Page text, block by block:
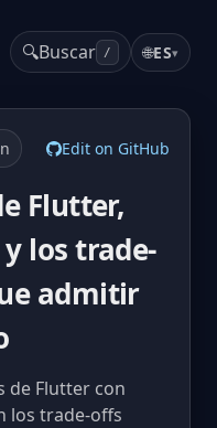
🔍Buscar / 🌐ES▾
Edit on GitHub
Flutter,
los trade-
admitir
de Flutter con
los trade-offs